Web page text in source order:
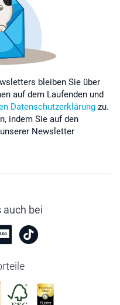
bleiben Sie über
auf dem Laufenden und
Datenschutzerklärung zu.
indem Sie auf den
Newsletter
auch bei